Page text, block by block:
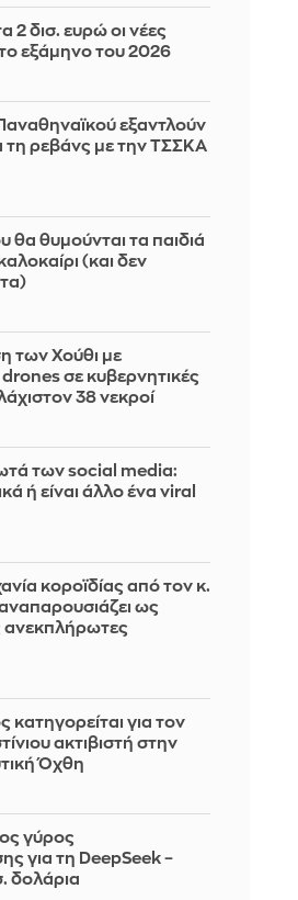
2 δισ. ευρώ οι νέες
εξάμηνο του 2026
εξαντλούν
τη ρεβάνς με την ΤΣΣΚΑ
θα θυμούνται τα παιδιά
(και δεν
των Χούθι με
σε κυβερνητικές
38 νεκροί
των social media:
ή είναι άλλο ένα viral
κοροϊδίας από τον κ.
ως
ανεκπλήρωτες
κατηγορείται για τον
ακτιβιστή στην
Όχθη
γύρος
για τη DeepSeek –
δολάρια